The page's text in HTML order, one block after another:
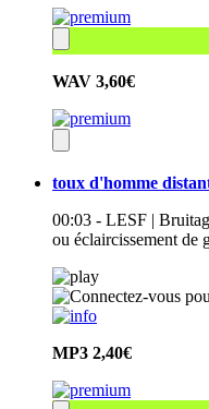
WAV 3,60€
toux d'homme
00:03 - LESF |
ou éclaircissement de
MP3 2,40€